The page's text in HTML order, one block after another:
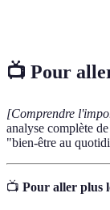
📺 Pour
[Comprendre
analyse complète
"bien-être au
📺 Pour aller plus